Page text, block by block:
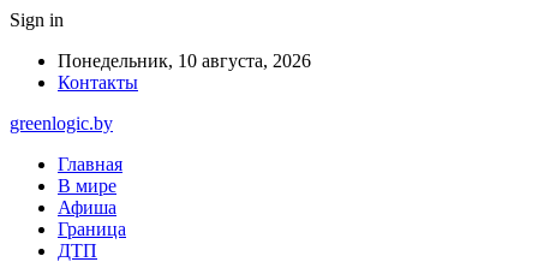
Sign in
Понедельник, 10 августа, 2026
Контакты
greenlogic.by
Главная
В мире
Афиша
Граница
ДТП